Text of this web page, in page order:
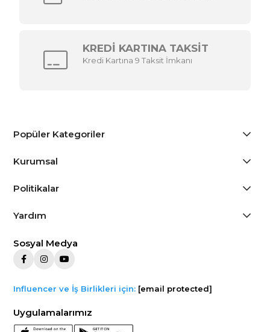
KREDİ KARTINA TAKSİT
Kredi Kartına 9 Taksit İmkanı
Popüler Kategoriler
Kurumsal
Politikalar
Yardım
Sosyal Medya
Influencer ve İş Birlikleri için: [email protected]
Uygulamalarımız